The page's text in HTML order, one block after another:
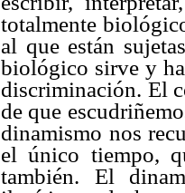
totalmente
al que están
biológico sirve y
discriminación. El
de que
dinamismo nos
el único tiempo,
también. El